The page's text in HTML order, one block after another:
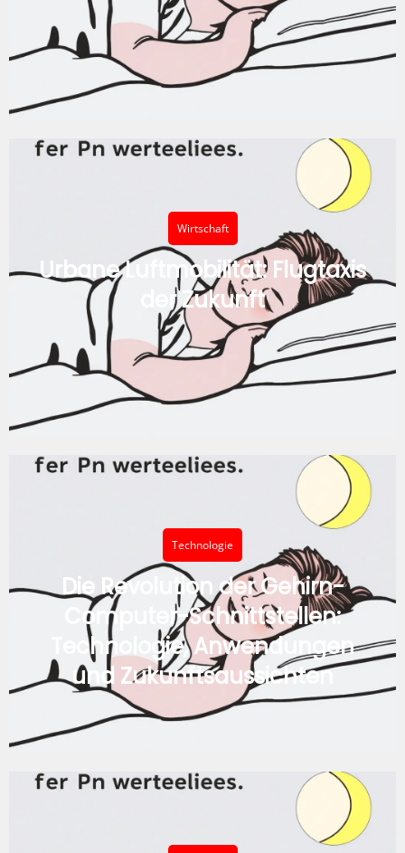
Wirtschaft
Urbane Luftmobilität: Flugtaxis
der Zukunft
Technologie
Die Revolution der Gehirn-
Computer-Schnittstellen:
Technologie, Anwendungen
und Zukunftsaussichten